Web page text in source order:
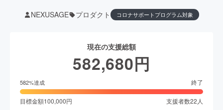
NEXUSAGE プロダクト コロナサポートプログラム対象
現在の支援総額
582,680円
582%達成 終了
目標金額100,000円 支援者数22 人